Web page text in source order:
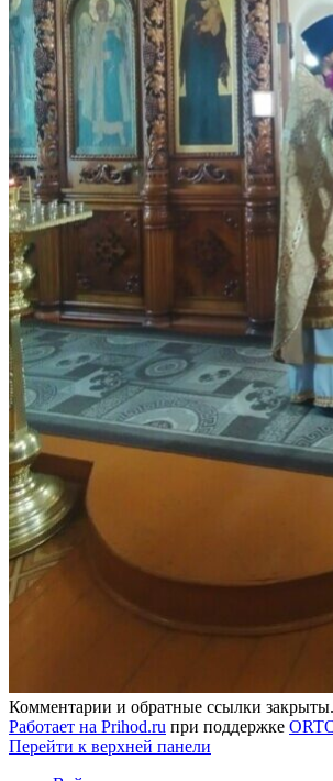
Комментарии и обратные ссылки закрыты.
Работает на Prihod.ru при поддержке
Перейти к верхней панели